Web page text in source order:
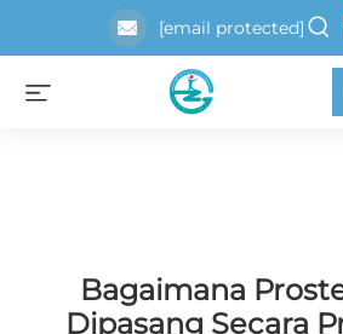
[email protected]
Bagaimana
Dipasang Secara